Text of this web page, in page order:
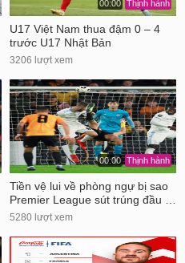
00:00 Thịnh hành
U17 Việt Nam thua đậm 0 – 4
trước U17 Nhật Bản
3206 lượt xem
00:00 Thịnh hành
Tiền vệ lui về phòng ngự bị sao
Premier League sút trúng đầu …
5280 lượt xem